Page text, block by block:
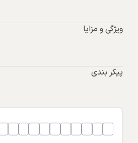
ویژگی و مزایا
پیکر بندی